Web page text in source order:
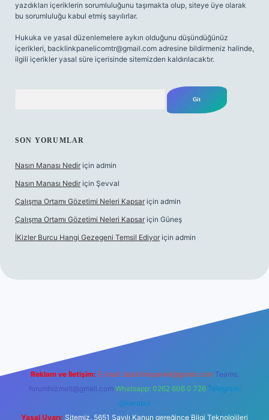
yazdıkları içeriklerin sorumluluğunu taşımakta olup, siteye üye olarak
bu sorumluluğu kabul etmiş sayılırlar.
Hukuka ve yasal düzenlemelere aykırı olduğunu düşündüğünüz
içerikleri, backlinkpanelicomtr@gmail.com adresine bildirmeniz halinde,
ilgili içerikler yasal süre içerisinde sitemizden kaldırılacaktır.
SON YORUMLAR
Nasın Manası Nedir için admin
Nasın Manası Nedir için Şevval
Çalışma Ortamı Gözetimi Neleri Kapsar için admin
Çalışma Ortamı Gözetimi Neleri Kapsar için Güneş
İKizler Burcu Hangi Gezegeni Temsil Ediyor için admin
Reklam ve İletişim: E-mail: backlinkpaneli@gmail.com Teams:
forumhizmeti@gmail.com Whatsapp: 0262 606 0 726 Telegram:
@karabul
Yasal Uyarı: Sitemiz, 5651 Sayılı Kanun gereğince Bilgi Teknolojileri